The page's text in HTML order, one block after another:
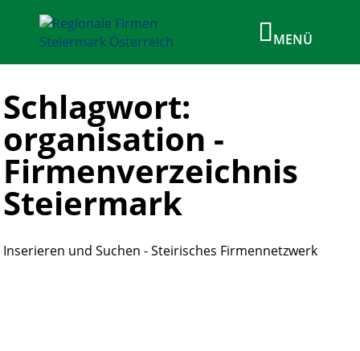
Schlagwort:
organisation -
Firmenverzeichnis
Steiermark
Inserieren und Suchen - Steirisches Firmennetzwerk